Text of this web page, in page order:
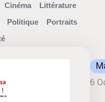
Cinéma
Littérature
Politique
Portraits
6